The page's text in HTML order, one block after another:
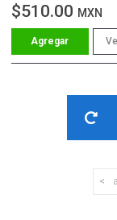
$510.00 MXN